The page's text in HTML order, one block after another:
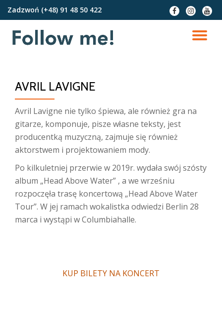
treści
Zadzwoń (+48) 91 48 50 422
fa-
facebook
fa-
instagram
fa-
AVRIL LAVIGNE
Avril Lavigne nie tylko śpiewa, ale również gra na
gitarze, komponuje, pisze własne teksty, jest
producentką muzyczną, zajmuje się również
aktorstwem i projektowaniem mody.
Po kilkuletniej przerwie w 2019r. wydała swój szósty
album „Head Above Water” , a we wrześniu
rozpoczęła trasę koncertową „Head Above Water
Tour”. W jej ramach wokalistka odwiedzi Berlin 28
marca i wystąpi w Columbiahalle.
KUP BILETY NA KONCERT